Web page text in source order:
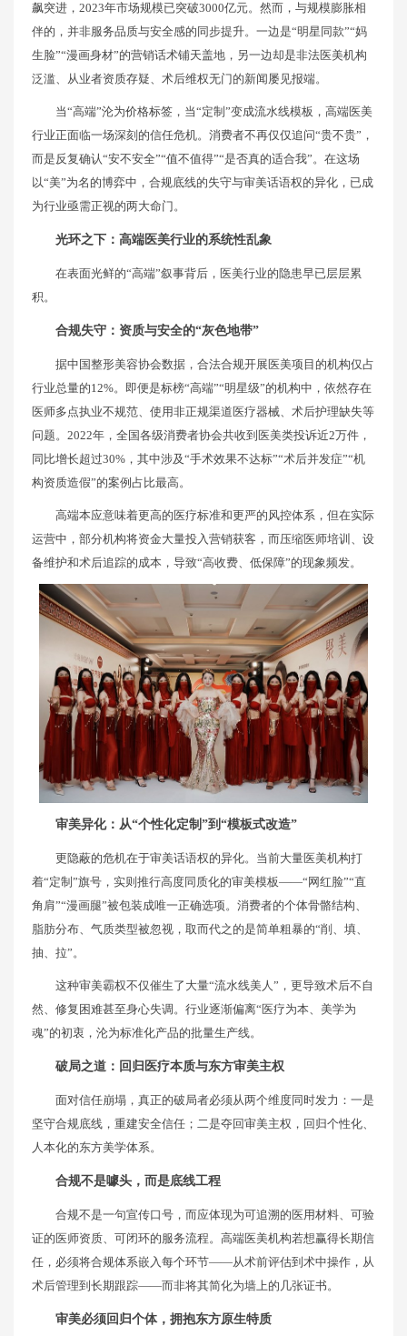
飙突进，2023年市场规模已突破3000亿元。然而，与规模膨胀相
伴的，并非服务品质与安全感的同步提升。一边是“明星同款”“妈
生脸”“漫画身材”的营销话术铺天盖地，另一边却是非法医美机构
泛滥、从业者资质存疑、术后维权无门的新闻屡见报端。
当“高端”沦为价格标签，当“定制”变成流水线模板，高端医美
行业正面临一场深刻的信任危机。消费者不再仅仅追问“贵不贵”，
而是反复确认“安不安全”“值不值得”“是否真的适合我”。在这场
以“美”为名的博弈中，合规底线的失守与审美话语权的异化，已成
为行业亟需正视的两大命门。
光环之下：高端医美行业的系统性乱象
在表面光鲜的“高端”叙事背后，医美行业的隐患早已层层累
积。
合规失守：资质与安全的“灰色地带”
据中国整形美容协会数据，合法合规开展医美项目的机构仅占
行业总量的12%。即便是标榜“高端”“明星级”的机构中，依然存在
医师多点执业不规范、使用非正规渠道医疗器械、术后护理缺失等
问题。2022年，全国各级消费者协会共收到医美类投诉近2万件，
同比增长超过30%，其中涉及“手术效果不达标”“术后并发症”“机
构资质造假”的案例占比最高。
高端本应意味着更高的医疗标准和更严的风控体系，但在实际
运营中，部分机构将资金大量投入营销获客，而压缩医师培训、设
备维护和术后追踪的成本，导致“高收费、低保障”的现象频发。
审美异化：从“个性化定制”到“模板式改造”
更隐蔽的危机在于审美话语权的异化。当前大量医美机构打
着“定制”旗号，实则推行高度同质化的审美模板——“网红脸”“直
角肩”“漫画腿”被包装成唯一正确选项。消费者的个体骨骼结构、
脂肪分布、气质类型被忽视，取而代之的是简单粗暴的“削、填、
抽、拉”。
这种审美霸权不仅催生了大量“流水线美人”，更导致术后不自
然、修复困难甚至身心失调。行业逐渐偏离“医疗为本、美学为
魂”的初衷，沦为标准化产品的批量生产线。
破局之道：回归医疗本质与东方审美主权
面对信任崩塌，真正的破局者必须从两个维度同时发力：一是
坚守合规底线，重建安全信任；二是夺回审美主权，回归个性化、
人本化的东方美学体系。
合规不是噱头，而是底线工程
合规不是一句宣传口号，而应体现为可追溯的医用材料、可验
证的医师资质、可闭环的服务流程。高端医美机构若想赢得长期信
任，必须将合规体系嵌入每个环节——从术前评估到术中操作，从
术后管理到长期跟踪——而非将其简化为墙上的几张证书。
审美必须回归个体，拥抱东方原生特质